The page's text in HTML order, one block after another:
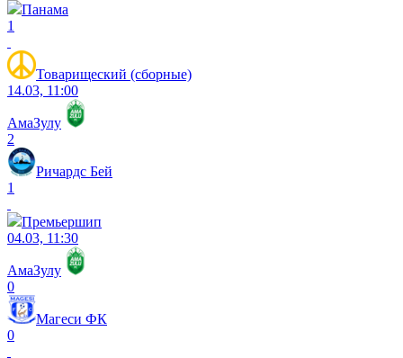
Панама
1
Товарищеский (сборные)
14.03, 11:00
АмаЗулу
2
Ричардс Бей
1
Премьершип
04.03, 11:30
АмаЗулу
0
Магеси ФК
0